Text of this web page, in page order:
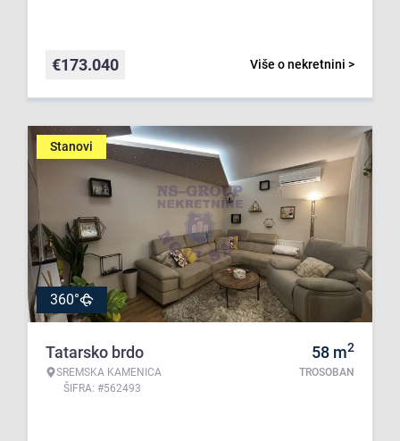
Više o nekretnini >
€173.040
Stanovi
360°
Tatarsko brdo
SREMSKA KAMENICA
ŠIFRA: #562493
58 m2
TROSOBAN